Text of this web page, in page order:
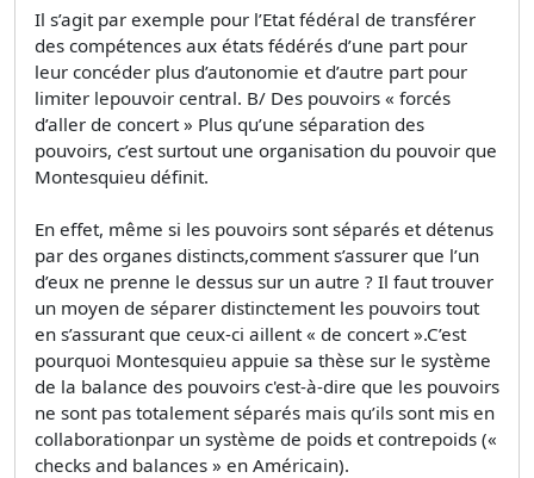
Il s’agit par exemple pour l’Etat fédéral de transférer
des compétences aux états fédérés d’une part pour
leur concéder plus d’autonomie et d’autre part pour
limiter lepouvoir central. B/ Des pouvoirs « forcés
d’aller de concert » Plus qu’une séparation des
pouvoirs, c’est surtout une organisation du pouvoir que
Montesquieu définit.
En effet, même si les pouvoirs sont séparés et détenus
par des organes distincts,comment s’assurer que l’un
d’eux ne prenne le dessus sur un autre ? Il faut trouver
un moyen de séparer distinctement les pouvoirs tout
en s’assurant que ceux-ci aillent « de concert ».C’est
pourquoi Montesquieu appuie sa thèse sur le système
de la balance des pouvoirs c'est-à-dire que les pouvoirs
ne sont pas totalement séparés mais qu’ils sont mis en
collaborationpar un système de poids et contrepoids («
checks and balances » en Américain).